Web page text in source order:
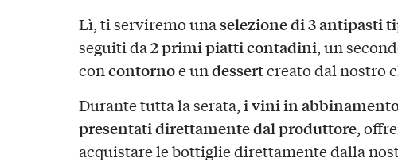
Lì, ti serviremo unaselezione di 3 antipasti
seguiti da2 primi piatti contadini, un
concontornoe undessertcreato dal nostro
Durante tutta la serata,i vini in
presentati direttamente dal produttore,
acquistare le bottiglie direttamente dalla